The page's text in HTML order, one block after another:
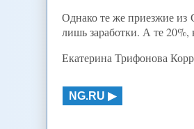
Однако те же приезжие из
лишь заработки. А те
Екатерина Трифонова
NG.RU